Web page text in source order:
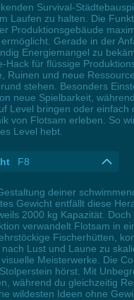
Survival-
Laufen zu halten. Die
Produktionsgebäude
Gerade in der
Energiemangel zu
Hack für flüssige
Ruinen und neue
stehen. Besonders
neue Spielbarkeit,
Level bringen oder
von Flotsam erleben. So
Level hebt.
F8
deiner
Gewicht entfällt diese
2000 kg Kapazität.
verwandelt Flotsam in
Fischerhütten,
Lust und Laune zu
Meisterwerke. Die
hörst. Mit
während du gleichzeitig
wildesten Ideen ohne